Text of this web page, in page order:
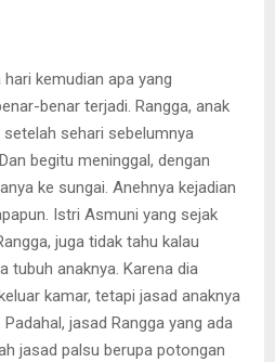
kemudian apa yang
benar terjadi. Rangga, anak
sehari sebelumnya
begitu meninggal, dengan
ke sungai. Anehnya kejadian
Istri Asmuni yang sejak
juga tidak tahu kalau
tubuh anaknya. Karena dia
kamar, tetapi jasad anaknya
jasad Rangga yang ada
jasad palsu berupa potongan